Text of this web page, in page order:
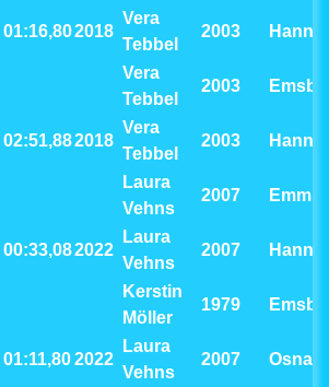
01:16,802018
Vera
Tebbel
2003
Vera
Tebbel
2003
02:51,882018
Vera
Tebbel
2003
Laura
Vehns
2007
00:33,082022
Laura
Vehns
2007
Kerstin
Möller
1979
01:11,802022
Laura
Vehns
2007